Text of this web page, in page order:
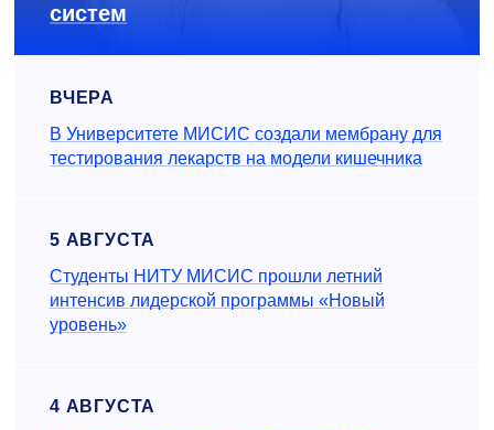
систем
ВЧЕРА
В Университете МИСИС создали мембрану для
тестирования лекарств на модели кишечника
5 АВГУСТА
Студенты НИТУ МИСИС прошли летний
интенсив лидерской программы «Новый
уровень»
4 АВГУСТА